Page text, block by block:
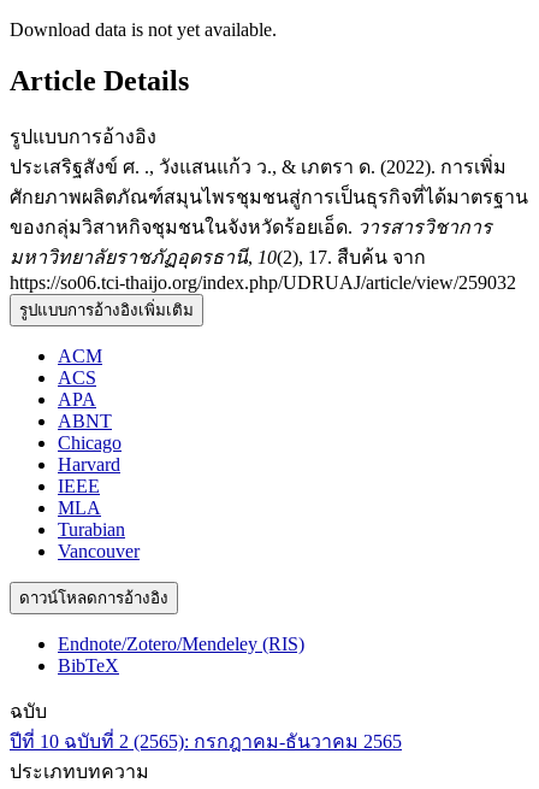
Download data is not yet available.
Article Details
รูปแบบการอ้างอิง
ประเสริฐสังข์ ศ. ., วังแสนแก้ว ว., & เภตรา ด. (2022). การเพิ่ม
ศักยภาพผลิตภัณฑ์สมุนไพรชุมชนสู่การเป็นธุรกิจที่ได้มาตรฐาน
ของกลุ่มวิสาหกิจชุมชนในจังหวัดร้อยเอ็ด. วารสารวิชาการ
มหาวิทยาลัยราชภัฏอุดรธานี, 10(2), 17. สืบค้น จาก
https://so06.tci-thaijo.org/index.php/UDRUAJ/article/view/259032
รูปแบบการอ้างอิงเพิ่มเติม
ACM
ACS
APA
ABNT
Chicago
Harvard
IEEE
MLA
Turabian
Vancouver
ดาวน์โหลดการอ้างอิง
Endnote/Zotero/Mendeley (RIS)
BibTeX
ฉบับ
ปีที่ 10 ฉบับที่ 2 (2565): กรกฎาคม-ธันวาคม 2565
ประเภทบทความ